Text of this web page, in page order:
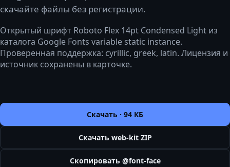
скачайте файлы без регистрации.
Открытый шрифт Roboto Flex 14pt Condensed Light из
каталога Google Fonts variable static instance.
Проверенная поддержка: cyrillic, greek, latin. Лицензия и
источник сохранены в карточке.
Скачать · 94 КБ
Скачать web-kit ZIP
Скопировать @font-face